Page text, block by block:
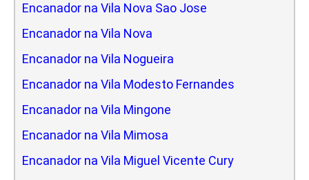
Encanador na Vila Nova Sao Jose
Encanador na Vila Nova
Encanador na Vila Nogueira
Encanador na Vila Modesto Fernandes
Encanador na Vila Mingone
Encanador na Vila Mimosa
Encanador na Vila Miguel Vicente Cury